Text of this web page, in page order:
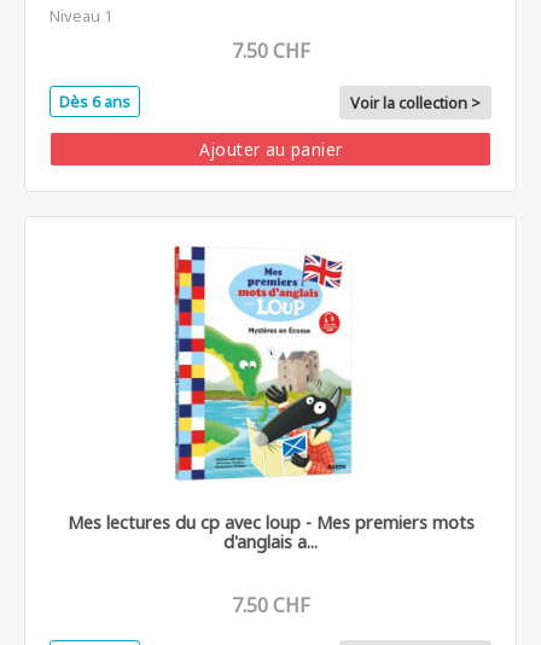
Niveau 1
7.50 CHF
Dès 6 ans Voir la collection >
Ajouter au panier
Mes lectures du cp avec loup - Mes premiers mots
d'anglais a...
7.50 CHF